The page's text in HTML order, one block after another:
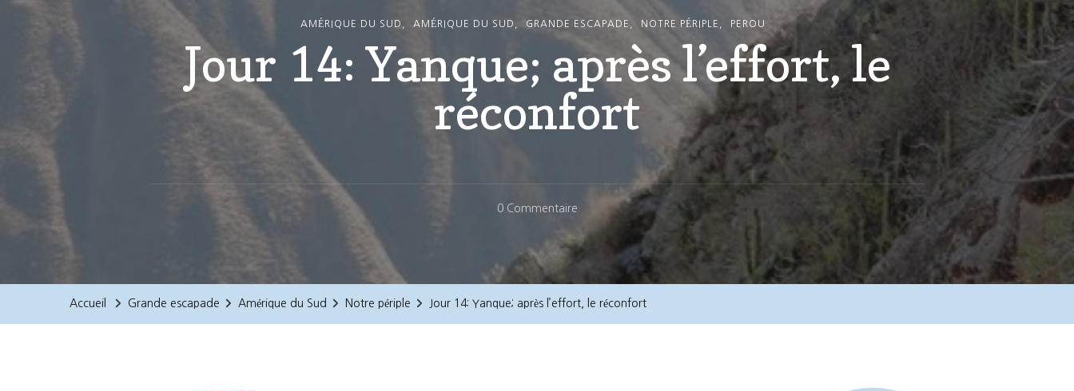
AMÉRIQUE DU SUD AMÉRIQUE DU SUD GRANDE ESCAPADE NOTRE PÉRIPLE PEROU
Jour 14: Yanque; après l’effort, le
réconfort
0 CommentaireSur
Après
L’effort,
Accueil Grande escapade Amérique du Sud Notre périple Jour 14: Yanque; après l’effort, le réconfort